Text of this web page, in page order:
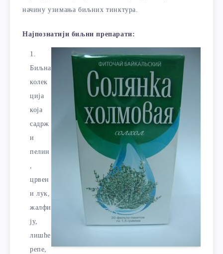
начину узимања биљних тинктура.
Најпознатији биљни препарати:
Биљна
колек
ција
која
садрж
и
пелин
,
црвен
и лук,
жалфи
ју,
лишће
репе,